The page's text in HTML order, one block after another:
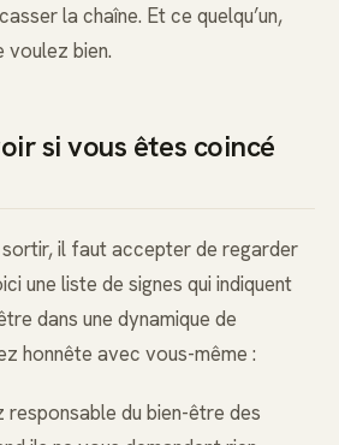
la chaîne. Et ce quelqu’un,
voulez bien.
si vous êtes coincé
il faut accepter de regarder
une liste de signes qui indiquent
dans une dynamique de
honnête avec vous-même :
responsable du bien-être des